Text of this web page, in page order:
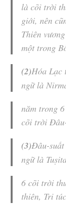
là cõi trời
giới, nên
Thiên
một trong
(2)Hóa Lạc
ngữ là
năm trong
cõi trời
(3)Đâu-suất
ngữ là
6 cõi trời
thiên, Tri